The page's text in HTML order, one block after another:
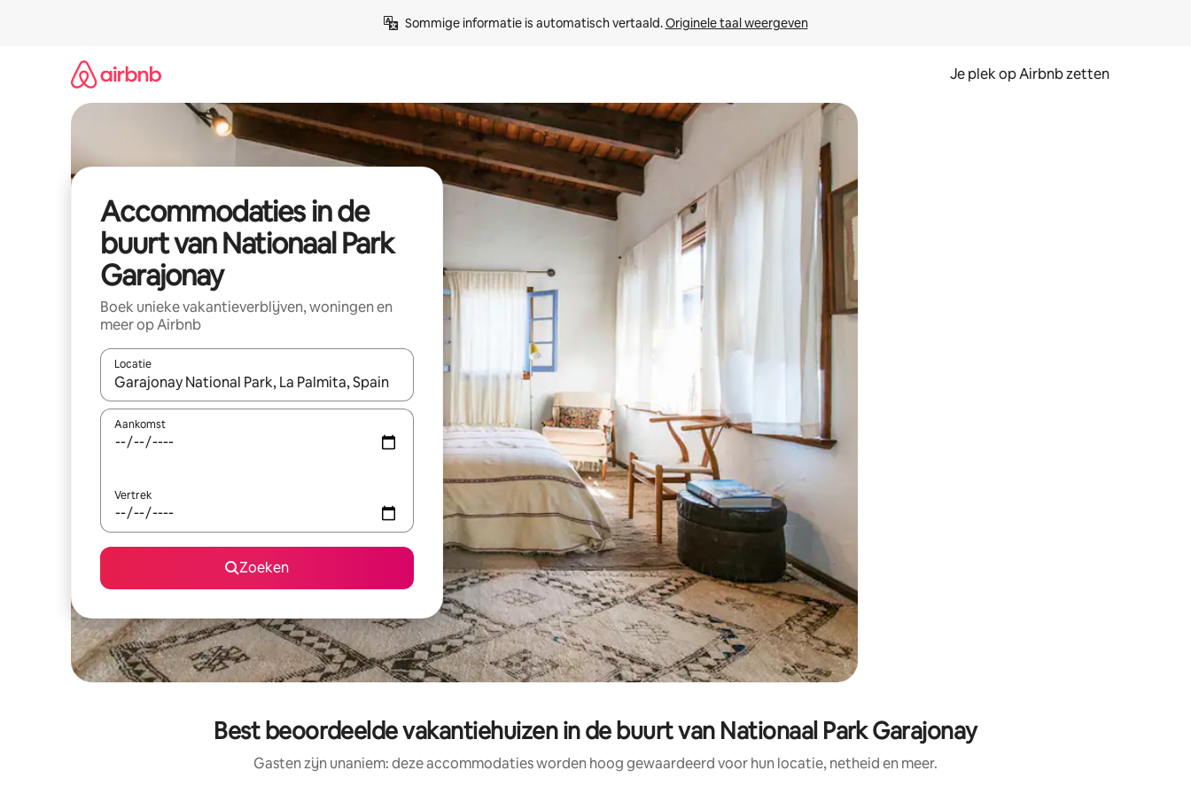
Sommige informatie is automatisch vertaald. Originele taal weergeven
Je plek op Airbnb zetten
Accommodaties in de
buurt van Nationaal Park
Garajonay
Boek unieke vakantieverblijven, woningen en
meer op Airbnb
Locatie
Wanneer er resultaten beschikbaar zijn, maak je een keuze met je de pijltjestoetsen omhoog en omlaag, óf door te tikken of swipen.
Aankomst
Vertrek
Zoeken
Best beoordeelde vakantiehuizen in de buurt van Nationaal Park Garajonay
Gasten zijn unaniem: deze accommodaties worden hoog gewaardeerd voor hun locatie, netheid en meer.